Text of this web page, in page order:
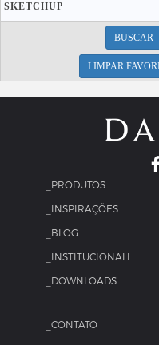
SKETCHUP
BUSCAR
LIMPAR
_PRODUTOS
_INSPIRAÇÕES
_BLOG
_INSTITUCIONALL
_DOWNLOADS
_CONTATO